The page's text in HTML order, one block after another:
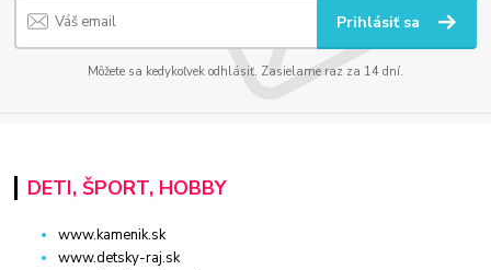
Prihlásiť sa
Môžete sa kedykoľvek odhlásiť. Zasielame raz za 14 dní.
DETI, ŠPORT, HOBBY
www.kamenik.sk
www.detsky-raj.sk